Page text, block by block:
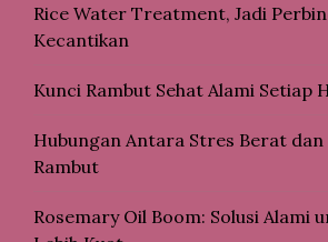
Rice Water Treatment, Jadi
Kecantikan
Kunci Rambut Sehat Alami Setiap
Hubungan Antara Stres Berat
Rambut
Rosemary Oil Boom: Solusi Alami